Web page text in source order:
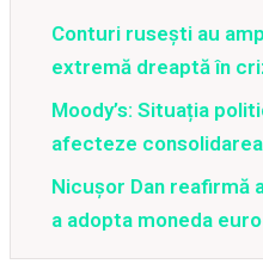
Conturi rusești au
extremă dreaptă în
Moody’s: Situația
afecteze
Nicușor Dan reafirmă
a adopta moneda euro